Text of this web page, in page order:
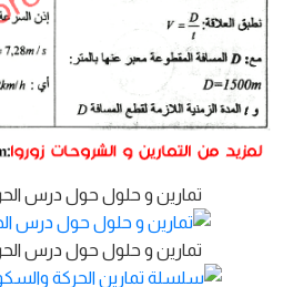
تمارين و حلول حول درس
تمارين و حلول حول درس